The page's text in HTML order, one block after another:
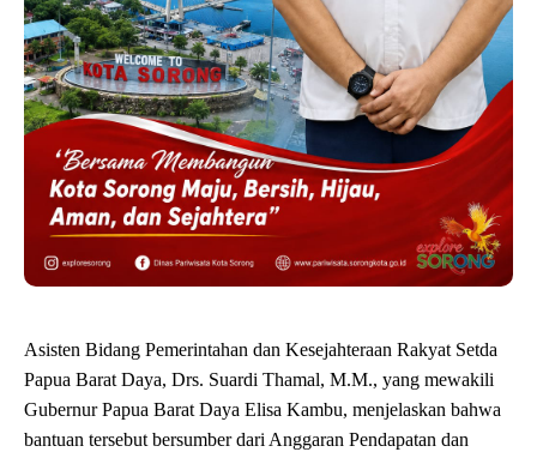
Asisten Bidang Pemerintahan dan Kesejahteraan Rakyat Setda
Papua Barat Daya, Drs. Suardi Thamal, M.M., yang mewakili
Gubernur Papua Barat Daya Elisa Kambu, menjelaskan bahwa
bantuan tersebut bersumber dari Anggaran Pendapatan dan